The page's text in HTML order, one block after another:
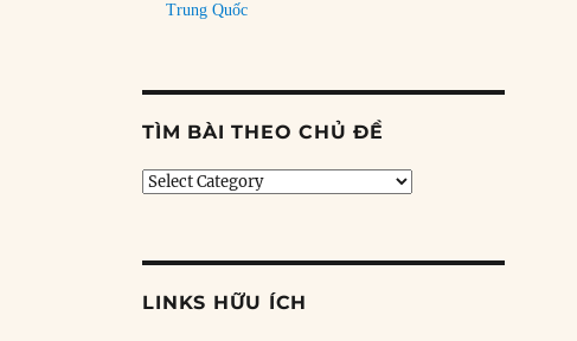
Trung Quốc
TÌM BÀI THEO CHỦ ĐỀ
Tìm
LINKS HỮU ÍCH